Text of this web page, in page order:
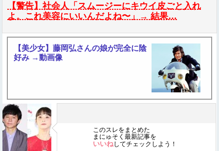
【警告】社会人「スムージーにキウイ皮ごと入れ
よ。これ美容にいいんだよね〜」→ 結果…
【美少女】藤岡弘さんの娘が完全に陰
好み →動画像
このスレをまとめた
まにゅそく最新記事を
いいねしてチェックしよう！